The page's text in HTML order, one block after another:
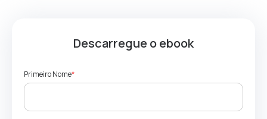
Descarregue o ebook
Primeiro Nome*